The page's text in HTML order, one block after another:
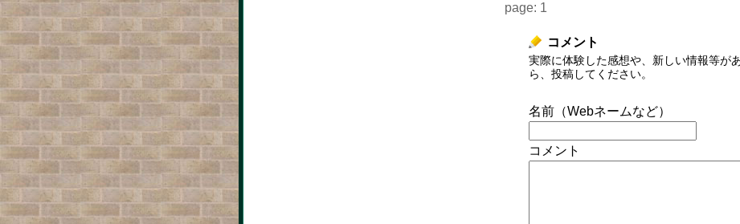
page: 1
コメント
実際に体験した感想や、新しい情報等が
ら、投稿してください。
名前（Webネームなど）
コメント